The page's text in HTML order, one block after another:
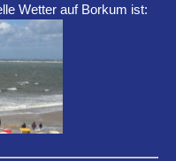
Wetter auf Borkum ist: